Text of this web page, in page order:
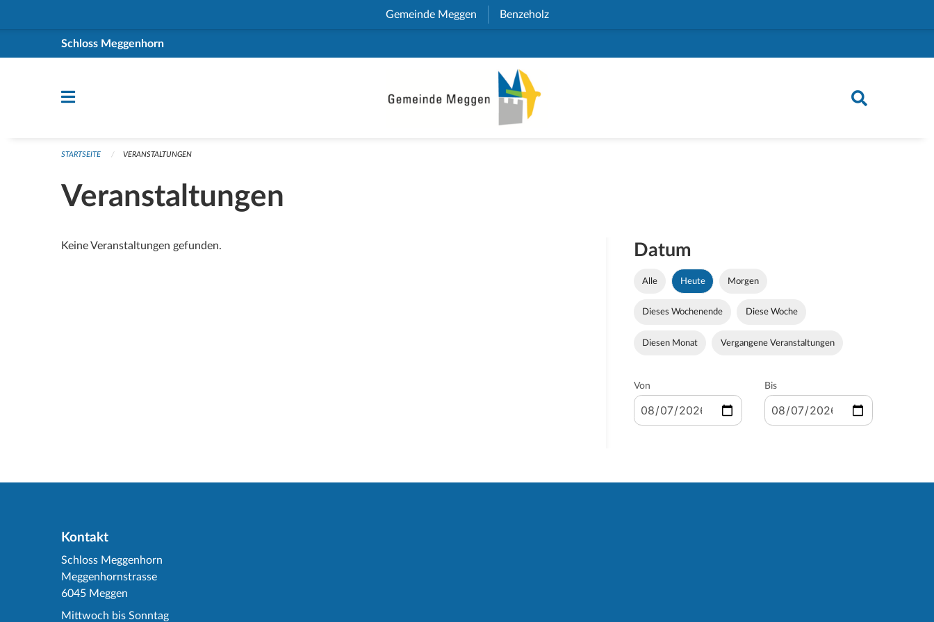
Gemeinde Meggen (External Link)
Benzeholz(External Link)
Schloss Meggenhorn
STARTSEITE VERANSTALTUNGEN
Veranstaltungen
Keine Veranstaltungen gefunden. Datum
Alle Heute Morgen
Dieses Wochenende Diese Woche
Diesen Monat Vergangene Veranstaltungen
Von Bis
Kontakt
Schloss Meggenhorn
Meggenhornstrasse
6045 Meggen
Mittwoch bis Sonntag